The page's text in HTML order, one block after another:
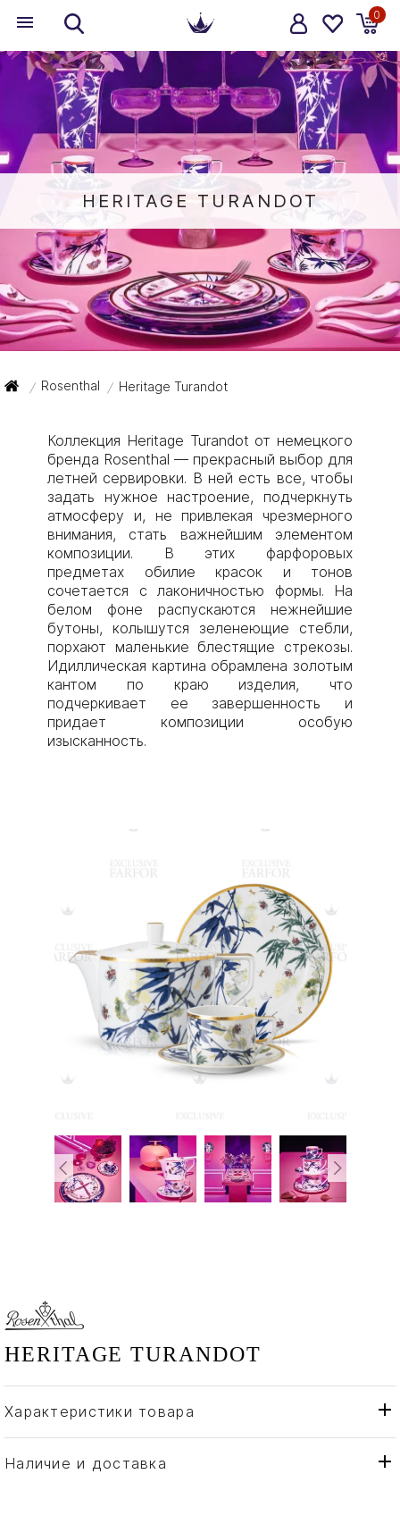
0
HERITAGE TURANDOT
/ Rosenthal / Heritage Turandot
Коллекция Heritage Turandot от немецкого
бренда Rosenthal — прекрасный выбор для
летней сервировки. В ней есть все, чтобы
задать нужное настроение, подчеркнуть
атмосферу и, не привлекая чрезмерного
внимания, стать важнейшим элементом
композиции. В этих фарфоровых
предметах обилие красок и тонов
сочетается с лаконичностью формы. На
белом фоне распускаются нежнейшие
бутоны, колышутся зеленеющие стебли,
порхают маленькие блестящие стрекозы.
Идиллическая картина обрамлена золотым
кантом по краю изделия, что
подчеркивает ее завершенность и
придает композиции особую
изысканность.
HERITAGE TURANDOT
Характеристики товара
Бренд
Rosenthal
Страна производителя
Наличие и доставка